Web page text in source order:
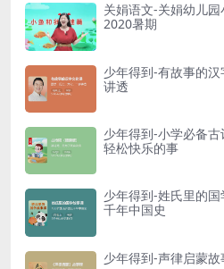
关娟语文-关娟幼儿
2020暑期
少年得到-有故事的
讲透
少年得到-小学必备
轻松快乐的事
少年得到-姓氏里的
千年中国史
少年得到-声律启蒙